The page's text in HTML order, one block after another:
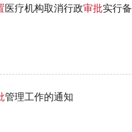
医疗机构取消行政审批实行
管理工作的通知